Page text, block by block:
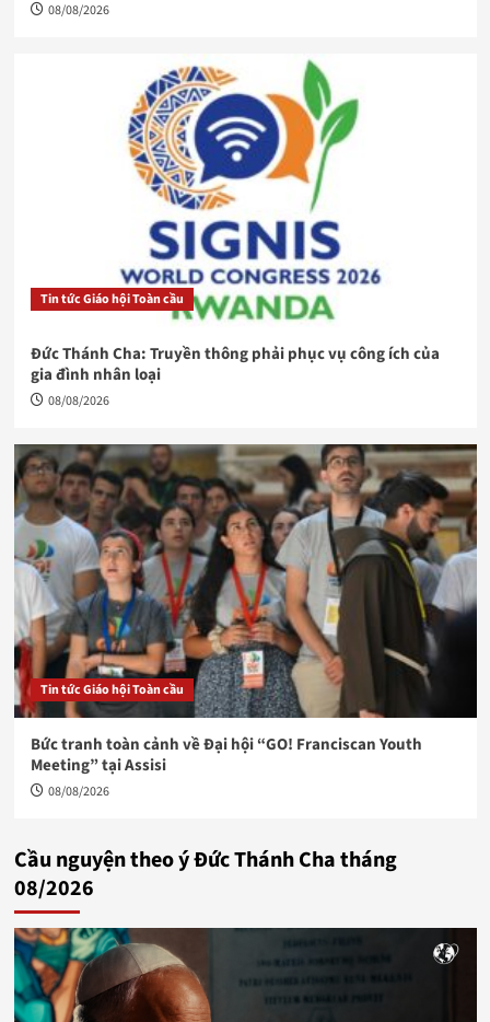
08/08/2026
Tin tức Giáo hội Toàn cầu
Đức Thánh Cha: Truyền thông phải phục vụ công ích của
gia đình nhân loại
08/08/2026
Tin tức Giáo hội Toàn cầu
Bức tranh toàn cảnh về Đại hội “GO! Franciscan Youth
Meeting” tại Assisi
08/08/2026
Cầu nguyện theo ý Đức Thánh Cha tháng
08/2026